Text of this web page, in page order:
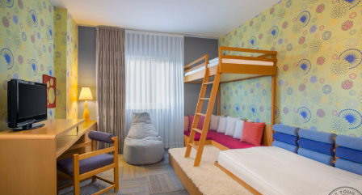
Vaikams
auklė už papildomą mokestį
vaikų klubai: 3 (4-7 metų; 8-12 metų)
paauglių klubas 2 (13-16 metų)
baseinai vaikams: 2
švediškas stalas vaikams 2
vežimėlis: už papildomą mokestį
vaikiškas meniu pagal užklausimą
Kontaktai:
Adresas:ÜçKum Tepesi Mevkii, 07500 Antalya, Turkija